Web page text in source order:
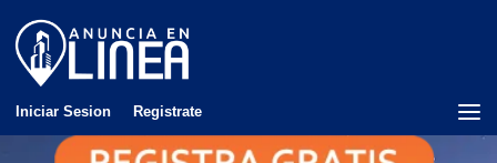
Iniciar Sesion Registrate